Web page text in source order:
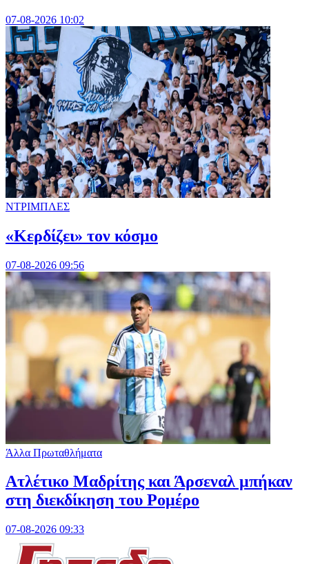
07-08-2026 10:02
ΝΤΡΙΜΠΛΕΣ
«Κερδίζει» τον κόσμο
07-08-2026 09:56
Άλλα Πρωταθλήματα
Ατλέτικο Μαδρίτης και Άρσεναλ μπήκαν
στη διεκδίκηση του Ρομέρο
07-08-2026 09:33